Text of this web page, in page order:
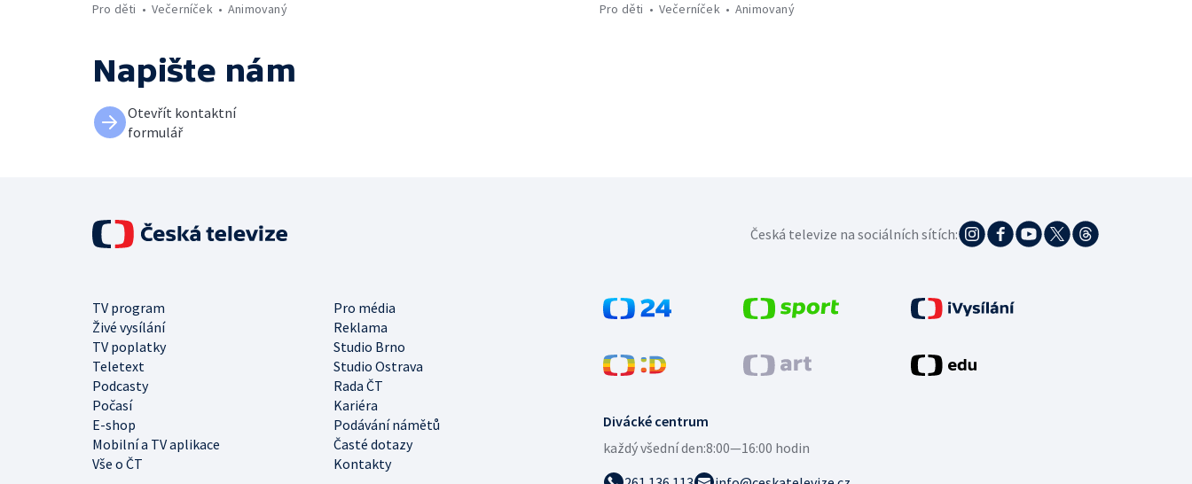
Pro děti
Večerníček Animovaný
Pro děti
Večerníček Animovaný
Napište nám
Otevřít kontaktní
formulář
Divácké centrum
každý všední den:8:00—16:00 hodin
TV program
Pro média
Živé vysílání
Reklama
TV poplatky
Studio Brno
Teletext
Studio Ostrava
Podcasty
Rada ČT
Počasí
Kariéra
E-shop
Podávání námětů
Mobilní a TV aplikace
Časté dotazy
Vše o ČT
Kontakty
Česká televize na sociálních sítích: